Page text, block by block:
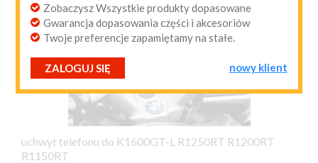
Zobaczysz Wszystkie produkty dopasowane
Gwarancja dopasowania części i akcesoriów
Twoje preferencje zapamiętamy na stałe.
ZALOGUJ SIĘ nowy klient
uchwyt telefonu do K1600GT-L R1250RT R1200RT
R1150RT